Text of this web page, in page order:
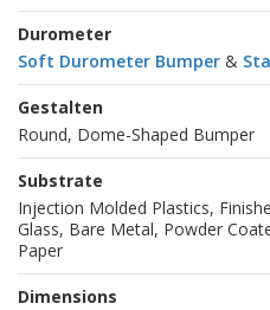
Durometer
Soft Durometer Bumper &
Gestalten
Round, Dome-Shaped Bumper
Substrate
Injection Molded Plastics,
Glass, Bare Metal, Powder
Paper
Dimensions